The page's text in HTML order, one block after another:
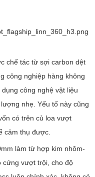
chế tác từ sợi carbon dệt
công nghiệp hàng không
công nghệ vật liệu
nhẹ. Yếu tố này cũng
có trên củ loa vượt
cảm thụ được.
làm từ hợp kim nhôm-
cứng vượt trội, cho độ